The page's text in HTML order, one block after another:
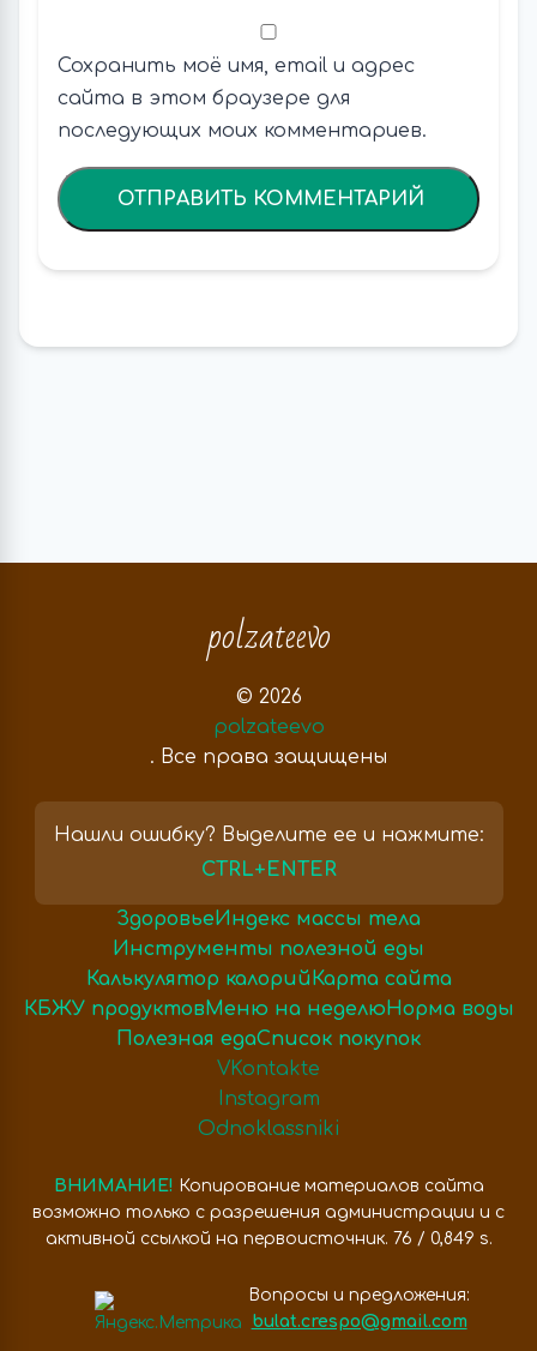
Сохранить моё имя, email и адрес
сайта в этом браузере для
последующих моих комментариев.
polzateevo
© 2026
polzateevo
. Все права защищены
Нашли ошибку? Выделите ее и нажмите:
CTRL+ENTER
Здоровье Индекс массы тела
Инструменты полезной еды
Калькулятор калорий Карта сайта
КБЖУ продуктов Меню на неделю Норма воды
Полезная едаСписок покупок
VKontakte
Instagram
Odnoklassniki
ВНИМАНИЕ! Копирование материалов сайта
возможно только с разрешения администрации и с
активной ссылкой на первоисточник. 76 / 0,849 s.
Вопросы и предложения:
bulat.crespo@gmail.com